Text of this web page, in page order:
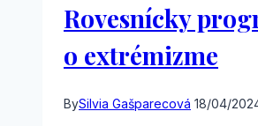
Rovesnícky
o extrémizme
BySilvia Gašparecová 18/04/